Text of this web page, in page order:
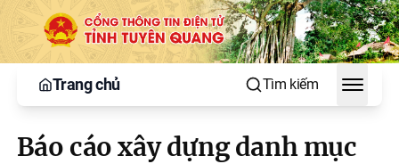
Trang chủ Tìm kiếm
Toggle
Báo cáo xây dựng danh mục